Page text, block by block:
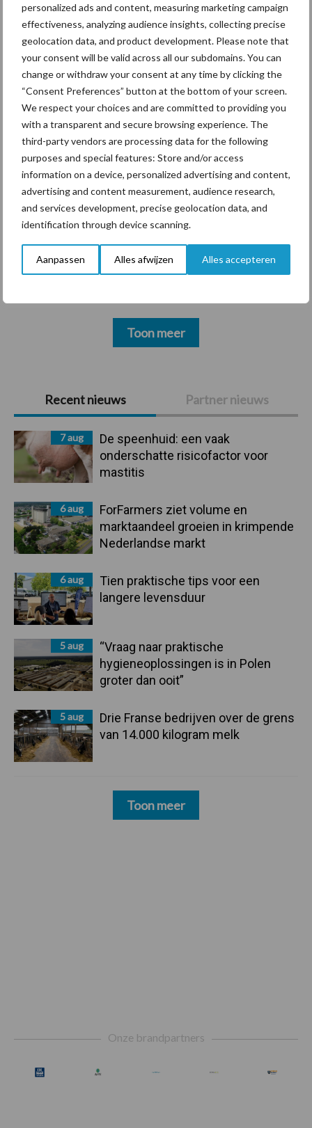
personalized ads and content, measuring marketing campaign
effectiveness, analyzing audience insights, collecting precise
geolocation data, and product development. Please note that
your consent will be valid across all our subdomains. You can
change or withdraw your consent at any time by clicking the
“Consent Preferences” button at the bottom of your screen.
We respect your choices and are committed to providing you
with a transparent and secure browsing experience. The
third-party vendors are processing data for the following
purposes and special features: Store and/or access
information on a device, personalized advertising and content,
advertising and content measurement, audience research,
and services development, precise geolocation data, and
identification through device scanning.
Aanpassen Alles afwijzen Alles accepteren
Primaire
Sidebar
Recent nieuws Partner nieuws
7 aug
De speenhuid: een vaak
onderschatte risicofactor voor
mastitis
6 aug
ForFarmers ziet volume en
marktaandeel groeien in krimpende
Nederlandse markt
6 aug
Tien praktische tips voor een
langere levensduur
5 aug
“Vraag naar praktische
hygieneoplossingen is in Polen
groter dan ooit”
5 aug
Drie Franse bedrijven over de grens
van 14.000 kilogram melk
Toon meer
Tien praktische tips voor
een langere levensduur
Themapagina's
Diergezondheid Bemesting Fokkerij
Bedrijfsnieuws
Voerhekken
Toon meer
Onze brandpartners